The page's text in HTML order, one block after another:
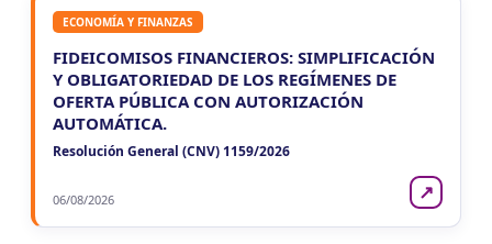
ECONOMÍA Y FINANZAS
FIDEICOMISOS FINANCIEROS: SIMPLIFICACIÓN
Y OBLIGATORIEDAD DE LOS REGÍMENES DE
OFERTA PÚBLICA CON AUTORIZACIÓN
AUTOMÁTICA.
Resolución General (CNV) 1159/2026
06/08/2026 ↗